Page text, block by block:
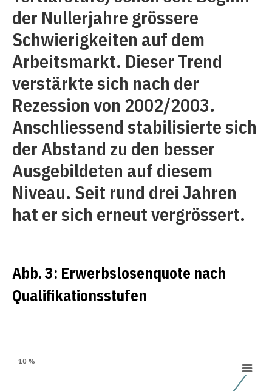
der Nullerjahre grössere
Schwierigkeiten auf dem
Arbeitsmarkt. Dieser Trend
verstärkte sich nach der
Rezession von 2002/2003.
Anschliessend stabilisierte sich
der Abstand zu den besser
Ausgebildeten auf diesem
Niveau. Seit rund drei Jahren
hat er sich erneut vergrössert.
Abb. 3: Erwerbslosenquote nach
Qualifikationsstufen
10 %